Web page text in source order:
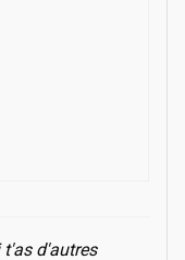
t'as d'autres